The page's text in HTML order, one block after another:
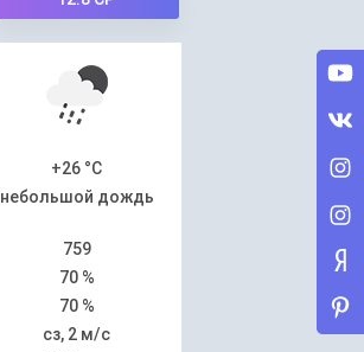
+26 °C
небольшой дождь
759
70 %
70 %
сз, 2 м/с